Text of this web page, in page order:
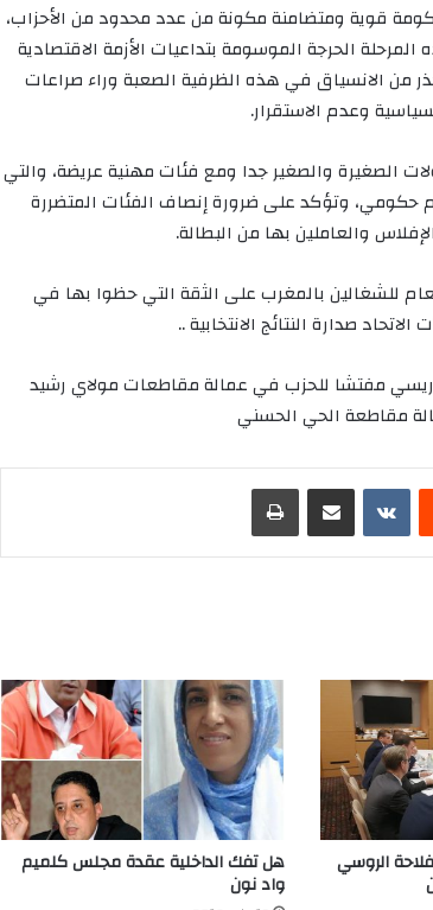
حكومة قوية ومتضامنة مكونة من عدد محدود من الأحزاب،
الحرجة الموسومة بتداعيات الأزمة الاقتصادية
من الانسياق في هذه الظرفية الصعبة وراء صراعات
وعدم الاستقرار.
الصغيرة والصغير جدا ومع فئات مهنية عريضة، والتي
وتؤكد على ضرورة إنصاف الفئات المتضررة
والعاملين بها من البطالة.
للشغالين بالمغرب على الثقة التي حظوا بها في
صدارة النتائج الانتخابية ..
مفتشا للحزب في عمالة مقاطعات مولاي رشيد
مقاطعة الحي الحسني
الروسي هل تفك الداخلية عقدة مجلس كلميم
واد نون